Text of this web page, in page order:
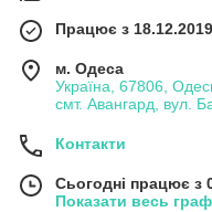
Працює з 18.12.2019
м. Одеса
Україна, 67806,
смт. Авангард, вул.
Контакти
Сьогодні працює з
Показати весь